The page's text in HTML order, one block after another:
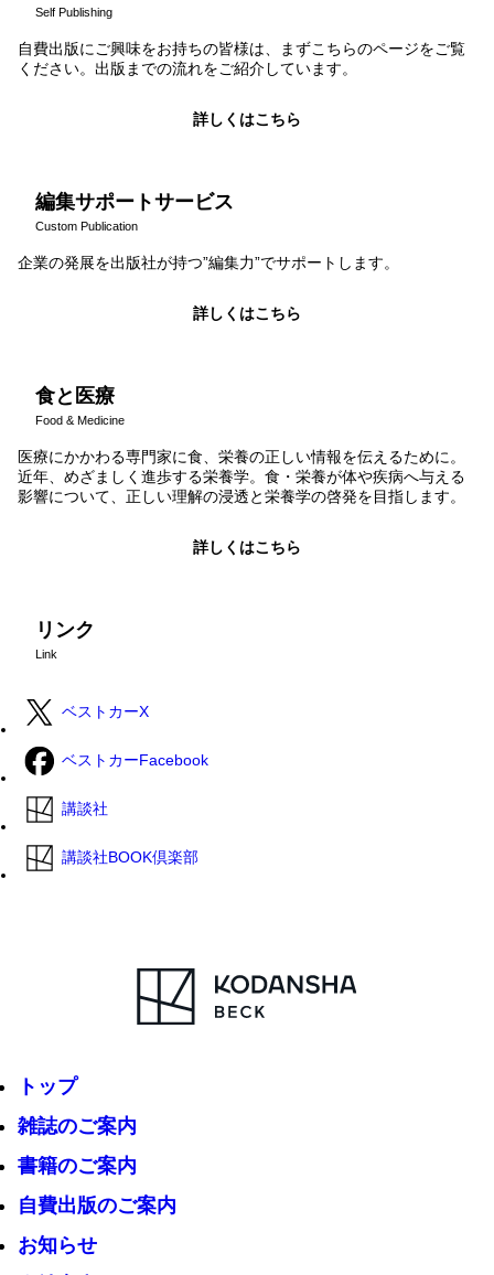
Self Publishing
自費出版にご興味をお持ちの皆様は、まずこちらのページをご覧
ください。出版までの流れをご紹介しています。
詳しくはこちら
編集サポートサービス
Custom Publication
企業の発展を出版社が持つ”編集力”でサポートします。
詳しくはこちら
食と医療
Food & Medicine
医療にかかわる専門家に食、栄養の正しい情報を伝えるために。
近年、めざましく進歩する栄養学。食・栄養が体や疾病へ与える
影響について、正しい理解の浸透と栄養学の啓発を目指します。
詳しくはこちら
リンク
Link
ベストカーX
ベストカーFacebook
講談社
講談社BOOK倶楽部
トップ
雑誌のご案内
書籍のご案内
自費出版のご案内
お知らせ